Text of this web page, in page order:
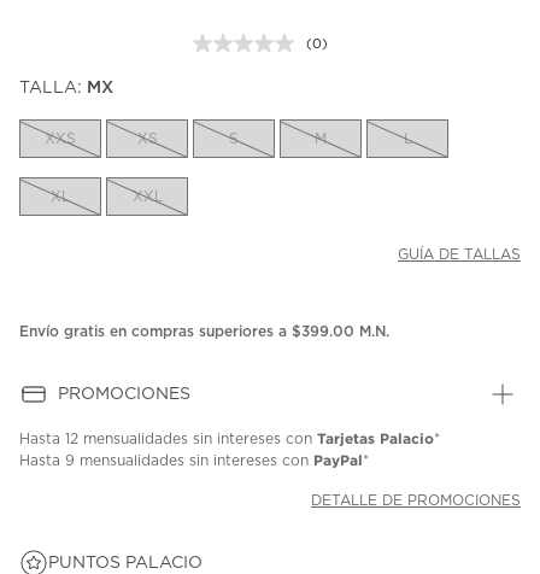
Sin
la
misma
(0)
TALLA: MX
XXS XS S M L
XL XXL
GUÍA DE TALLAS
Envío gratis en compras superiores a $399.00 M.N.
PROMOCIONES
Hasta 12 mensualidades sin intereses con Tarjetas Palacio*
Hasta 9 mensualidades sin intereses con PayPal*
DETALLE DE PROMOCIONES
PUNTOS PALACIO